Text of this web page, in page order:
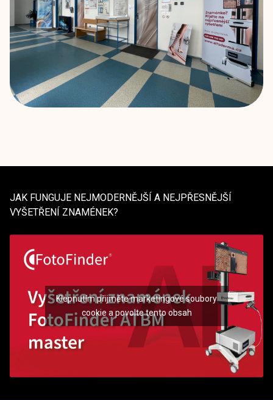
JAK FUNGUJE NEJMODERNĚJŠÍ A NEJPŘESNĚJŠÍ
VYŠETŘENÍ ZNAMÉNEK?
Klepnutím přijměte marketingové soubory
cookie a povolte tento obsah